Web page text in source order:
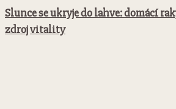
Slunce se ukryje do lahve: domácí
zdroj vitality